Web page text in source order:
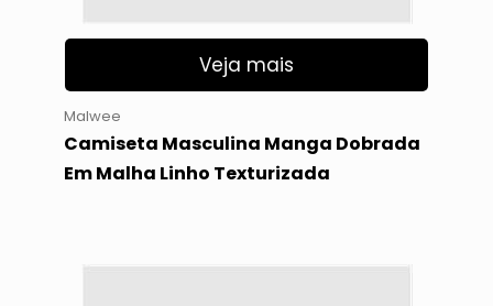
Veja mais
Malwee
Camiseta Masculina Manga Dobrada
Em Malha Linho Texturizada